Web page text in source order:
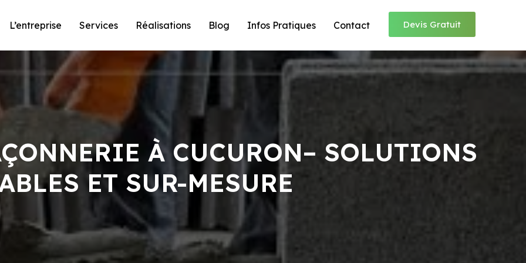
L’entreprise Services Réalisations Blog Infos Pratiques Contact Devis Gratuit
À CUCURON– SOLUTIONS
ET SUR-MESURE